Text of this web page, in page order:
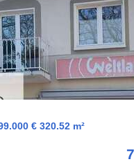
€ 320.52 m²